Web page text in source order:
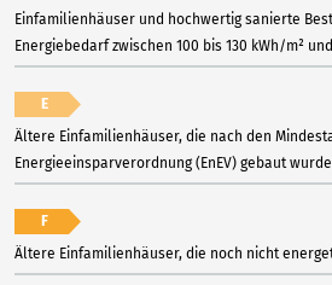
Einfamilienhäuser und hochwertig sanierte
Energiebedarf zwischen 100 bis 130 kWh/m²
E
Ältere Einfamilienhäuser, die nach den
Energieeinsparverordnung (EnEV) gebaut
F
Ältere Einfamilienhäuser, die noch nicht